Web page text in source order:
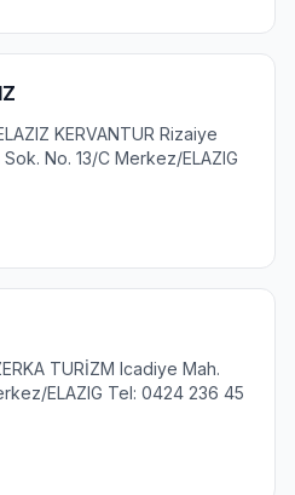
KERVANTUR Rizaiye
No. 13/C Merkez/ELAZIG
TURİZM Icadiye Mah.
ELAZIG Tel: 0424 236 45